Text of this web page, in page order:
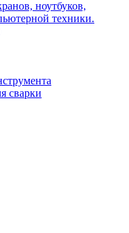
ноутбуков,
техники.
сварки